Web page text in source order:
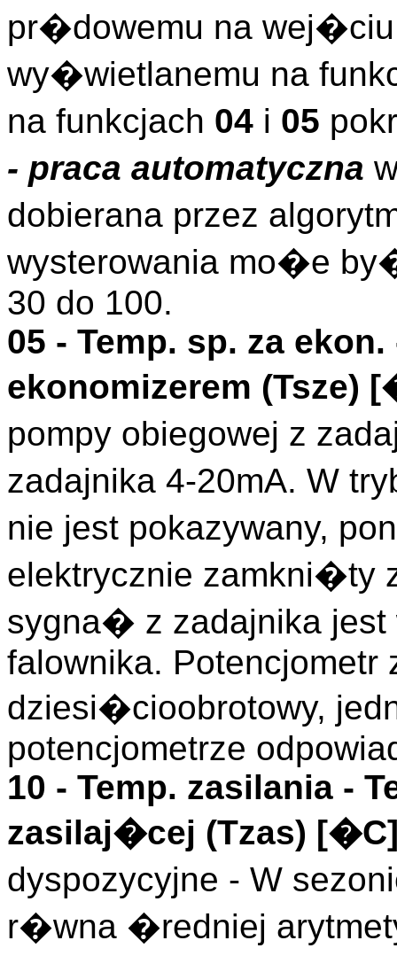
pr�dowemu na wej�ciu
wy�wietlanemu na
na funkcjach 04 i 05
- praca automatyczna
dobierana przez
wysterowania mo�e
30 do 100.
05 - Temp. sp. za ekon.
ekonomizerem (Tsze)
pompy obiegowej z
zadajnika 4-20mA. W
nie jest pokazywany,
elektrycznie zamkni�ty
sygna� z zadajnika
falownika. Potencjometr
dziesi�cioobrotowy,
potencjometrze
10 - Temp. zasilania -
zasilaj�cej (Tzas)
dyspozycyjne - W
r�wna �redniej